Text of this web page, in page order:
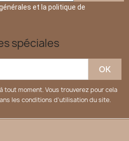
et la politique de
spéciales
tout moment. Vous trouverez pour cela
les conditions d'utilisation du site.